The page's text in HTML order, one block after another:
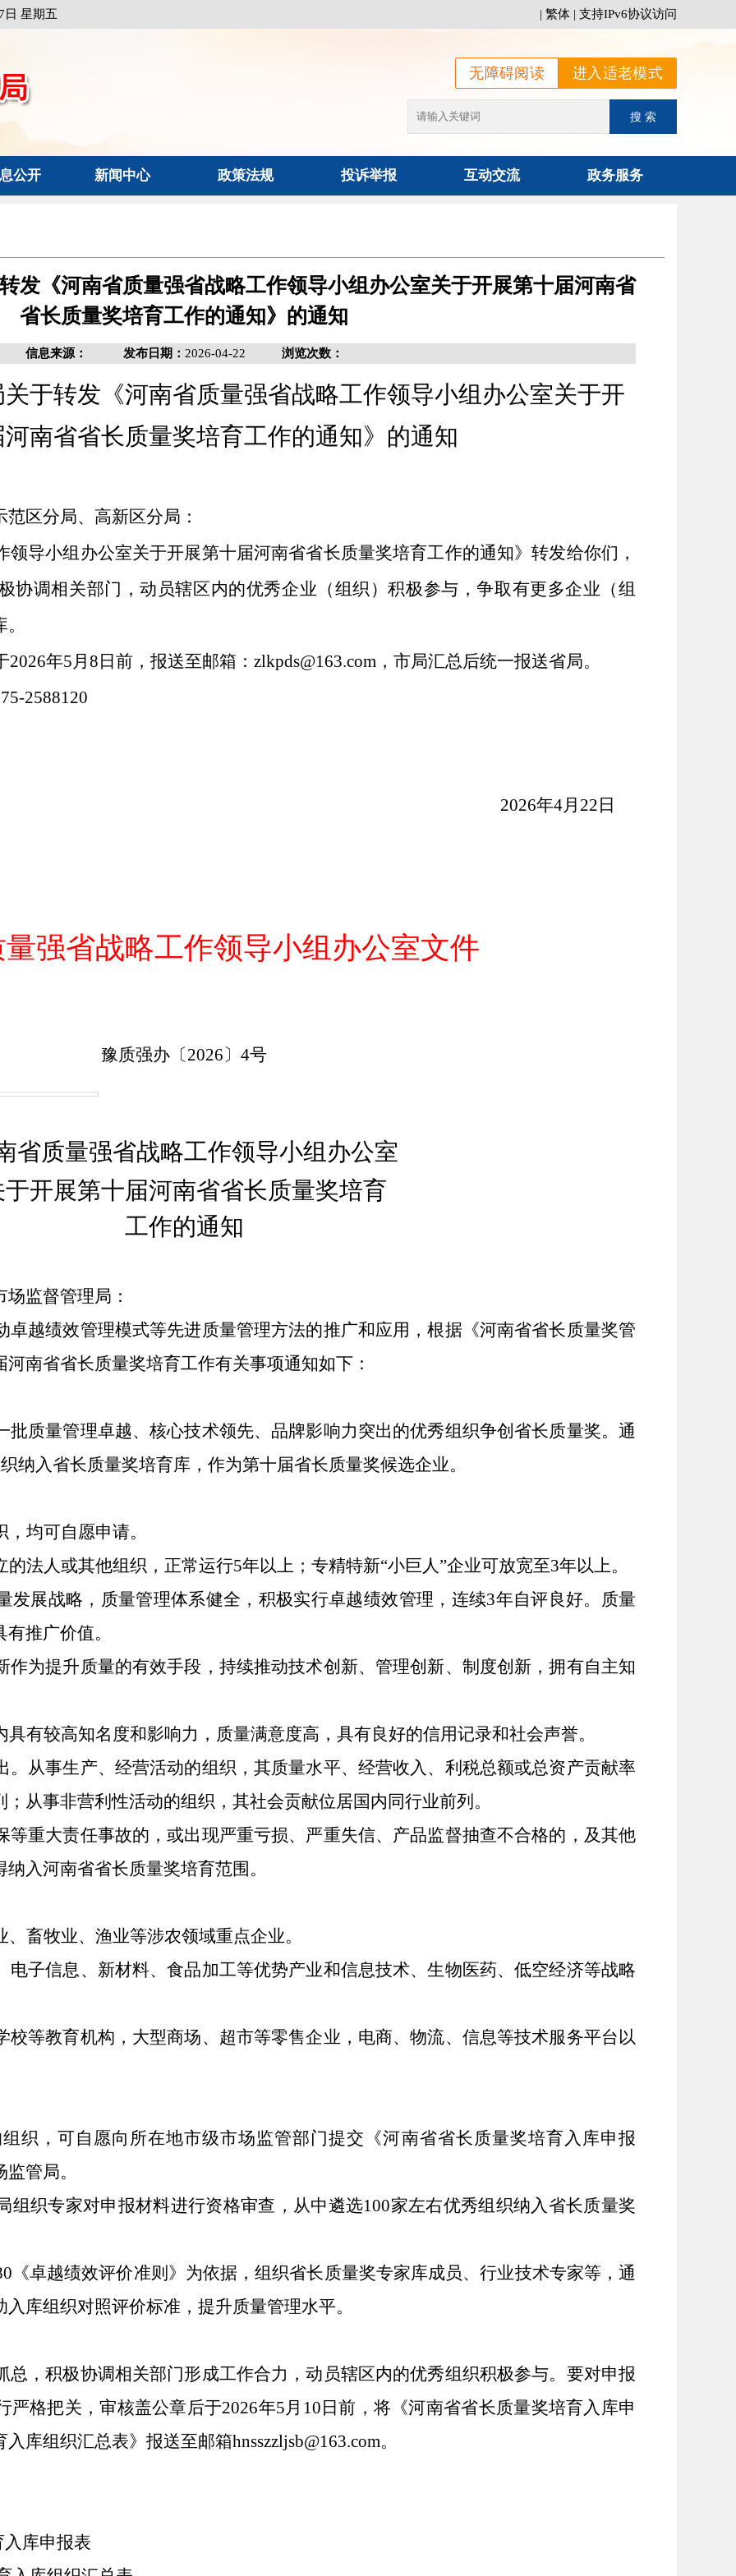
日 星期五 | 繁体 | 支持IPv6协议访问
进入适老模式
无障碍阅读
公开 新闻中心 政策法规 投诉举报 互动交流 政务服务
发《河南省质量强省战略工作领导小组办公室关于开展第十届河南省
省长质量奖培育工作的通知》的通知
信息来源： 发布日期： 2026-04-22 浏览次数：
于转发《河南省质量强省战略工作领导小组办公室关于开
南省省长质量奖培育工作的通知》的通知
区分局、高新区分局：
导小组办公室关于开展第十届河南省省长质量奖培育工作的通知》转发给你们，
协调相关部门，动员辖区内的优秀企业（组织）积极参与，争取有更多企业（组
2026年5月8日前，报送至邮箱： zlkpds@163.com ，市局汇总后统一报送省局。
2588120
2026年4月22日
强省战略工作领导小组办公室文件
豫质强办〔2026〕 4号
省质量强省战略工作领导小组办公室
于开展第十届河南省省长质量奖培育
工作的通知
监督管理局：
卓越绩效管理模式等先进质量管理方法的推广和应用，根据《河南省省长质量奖管
河南省省长质量奖培育工作有关事项通知如下：
批质量管理卓越、核心技术领先、品牌影响力突出的优秀组织争创省长质量奖。通
纳入省长质量奖培育库，作为第十届省长质量奖候选企业。
，均可自愿申请。
的法人或其他组织，正常运行5年以上；专精特新“小巨人”企业可放宽至3年以上。
发展战略，质量管理体系健全， 积极实行卓越绩效管理，连续3年自评良好。质量
有推广价值。
作为提升质量的有效手段，持续推动技术创新、管理创新、制度创新，拥有自主知
具有较高知名度和影响力，质量满意度高，具有良好的信用记录和社会声誉。
从事生产、经营活动的组织，其质量水平、经营收入、利税总额或总资产贡献率
从事非营利性活动的组织，其社会贡献位居国内同行业前列。
等重大责任事故的，或出现严重亏损、严重失信、产品监督抽查不合格的，及其他
入河南省省长质量奖培育范围。
畜牧业、渔业等涉农领域重点企业。
电子信息、新材料、食品加工等优势产业和信息技术、生物医药、低空经济等战略
校等教育机构 ， 大型商场、超市等零售企业 ，电商、物流、信息等技术服务平台 以
织，可自愿向所在地市级市场监管部门提交《河南省省长质量奖培育入库申报
管局。
组织专家对申报材料进行资格审查，从中遴选100家左右优秀组织纳入省长质量奖
《卓越绩效评价准则》为依据 ，组织省长质量奖专家库成员、行业技术专家等，通
入库组织对照评价标准 ，提升质量管理水平。
总 ，积极协调相关部门形成工作合力，动员辖区内的优秀组织积极参与。 要对申报
严格把关，审核盖公章后于2026年5月10日前，将 《河南省省长质量奖培育入库申
入库组织汇总表》 报送至邮箱hnsszzljsb@163.com。
入库申报表